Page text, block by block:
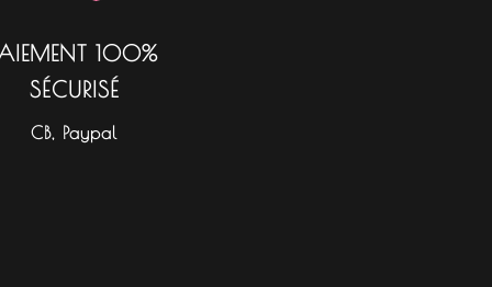
100%
SÉCURISÉ
CB, Paypal